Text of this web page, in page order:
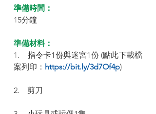
準備時間：
15分鐘
準備材料：
1.    指令卡1份與迷宮1份 (點此下載檔
案列印： https://bit.ly/3d7Of4p)
2.    剪刀